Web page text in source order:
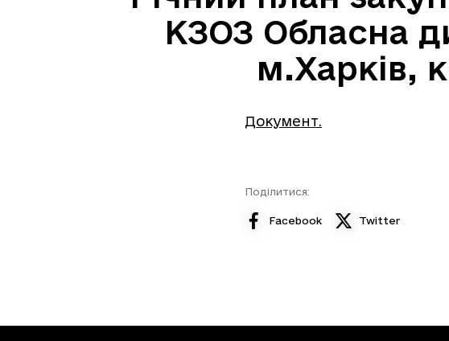
КЗОЗ Обласна
м.Харків,
Документ.
Поділитися:
Facebook Twitter